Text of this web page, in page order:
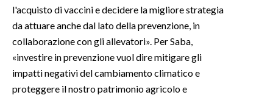
l'acquisto di vaccini e decidere la migliore strategia
da attuare anche dal lato della prevenzione, in
collaborazione con gli allevatori». Per Saba,
«investire in prevenzione vuol dire mitigare gli
impatti negativi del cambiamento climatico e
proteggere il nostro patrimonio agricolo e